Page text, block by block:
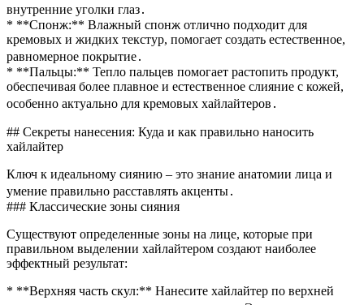
внутренние уголки глаз․
* **Спонж:** Влажный спонж отлично подходит для
кремовых и жидких текстур, помогает создать естественное,
равномерное покрытие․
* **Пальцы:** Тепло пальцев помогает растопить продукт,
обеспечивая более плавное и естественное слияние с кожей,
особенно актуально для кремовых хайлайтеров․
## Секреты нанесения: Куда и как правильно наносить
хайлайтер
Ключ к идеальному сиянию – это знание анатомии лица и
умение правильно расставлять акценты․
### Классические зоны сияния
Существуют определенные зоны на лице, которые при
правильном выделении хайлайтером создают наиболее
эффектный результат:
* **Верхняя часть скул:** Нанесите хайлайтер по верхней